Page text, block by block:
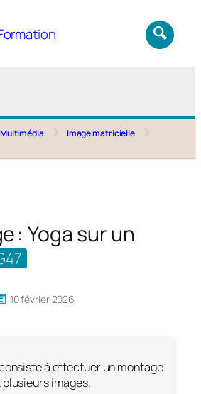
Multimédia
Image matricielle
: Yoga sur un
10 février 2026
à effectuer un montage
images.